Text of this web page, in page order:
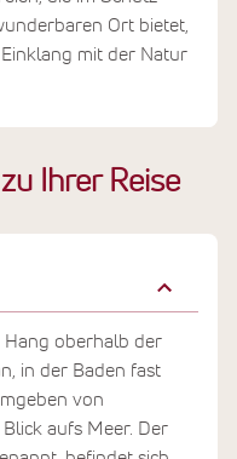
Ihrer Reise
Hang oberhalb der
in der Baden fast
von
aufs Meer. Der
Ort bietet,
mit der Natur